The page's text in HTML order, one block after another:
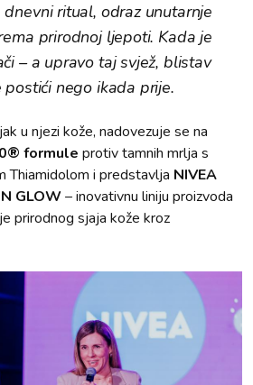
ritual, odraz unutarnje
prirodnoj ljepoti. Kada je
– a upravo taj svjež, blistav
nego ikada prije.
u njezi kože, nadovezuje se na
formule protiv tamnih mrlja s
Thiamidolom i predstavlja NIVEA
GLOW – inovativnu liniju proizvoda
prirodnog sjaja kože kroz